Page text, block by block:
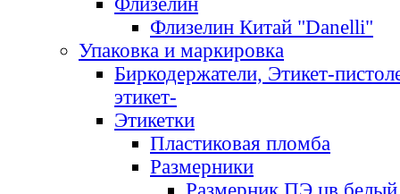
Флизелин Китай "Danelli"
Упаковка и маркировка
Биркодержатели, Этикет-
этикет-
Этикетки
Пластиковая пломба
Размерники